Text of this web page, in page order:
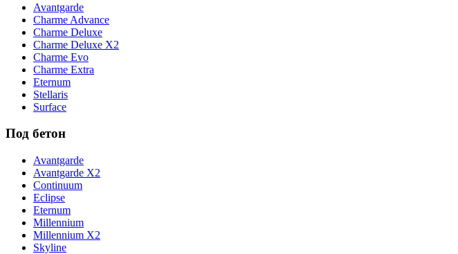
Avantgarde
Charme Advance
Charme Deluxe
Charme Deluxe X2
Charme Evo
Charme Extra
Eternum
Stellaris
Surface
Под бетон
Avantgarde
Avantgarde X2
Continuum
Eclipse
Eternum
Millennium
Millennium X2
Skyline